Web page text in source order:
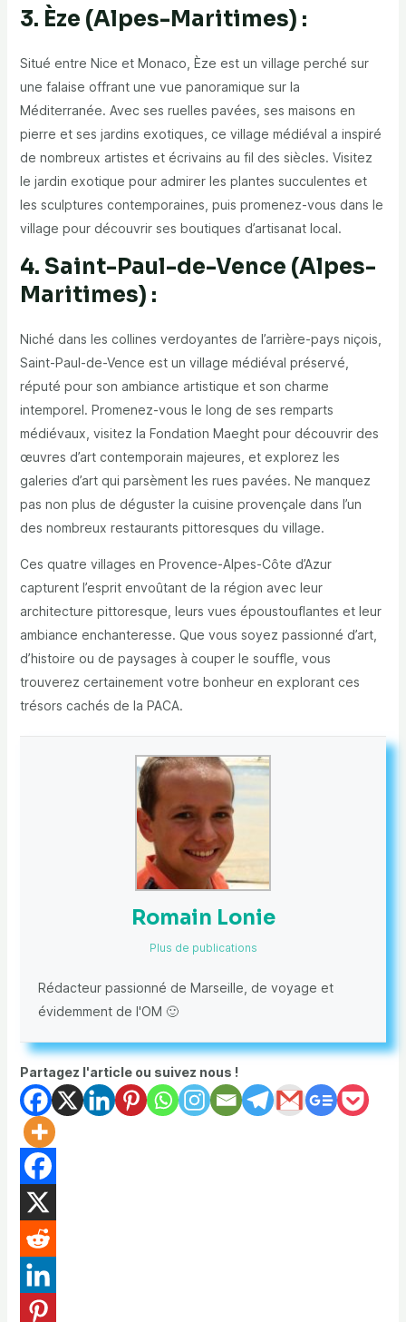
3. Èze (Alpes-Maritimes) :
Situé entre Nice et Monaco, Èze est un village perché sur
une falaise offrant une vue panoramique sur la
Méditerranée. Avec ses ruelles pavées, ses maisons en
pierre et ses jardins exotiques, ce village médiéval a inspiré
de nombreux artistes et écrivains au fil des siècles. Visitez
le jardin exotique pour admirer les plantes succulentes et
les sculptures contemporaines, puis promenez-vous dans le
village pour découvrir ses boutiques d’artisanat local.
4. Saint-Paul-de-Vence (Alpes-
Maritimes) :
Niché dans les collines verdoyantes de l’arrière-pays niçois,
Saint-Paul-de-Vence est un village médiéval préservé,
réputé pour son ambiance artistique et son charme
intemporel. Promenez-vous le long de ses remparts
médiévaux, visitez la Fondation Maeght pour découvrir des
œuvres d’art contemporain majeures, et explorez les
galeries d’art qui parsèment les rues pavées. Ne manquez
pas non plus de déguster la cuisine provençale dans l’un
des nombreux restaurants pittoresques du village.
Ces quatre villages en Provence-Alpes-Côte d’Azur
capturent l’esprit envoûtant de la région avec leur
architecture pittoresque, leurs vues époustouflantes et leur
ambiance enchanteresse. Que vous soyez passionné d’art,
d’histoire ou de paysages à couper le souffle, vous
trouverez certainement votre bonheur en explorant ces
trésors cachés de la PACA.
Romain Lonie
Plus de publications
Rédacteur passionné de Marseille, de voyage et
évidemment de l'OM 🙂
Partagez l'article ou suivez nous !